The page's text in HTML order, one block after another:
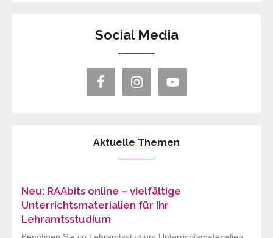
Social Media
Aktuelle Themen
Neu: RAAbits online – vielfältige
Unterrichtsmaterialien für Ihr
Lehramtsstudium